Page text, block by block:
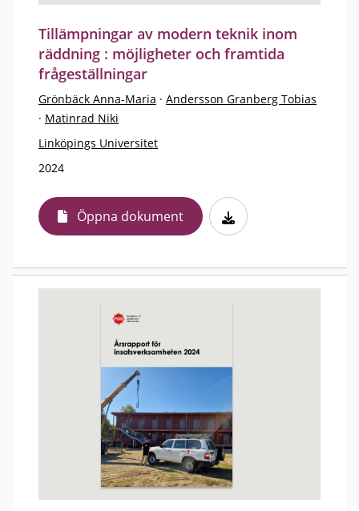
Tillämpningar av modern teknik inom
räddning : möjligheter och framtida
frågeställningar
Grönbäck Anna-Maria · Andersson Granberg Tobias
· Matinrad Niki
Linköpings Universitet
2024
Öppna dokument